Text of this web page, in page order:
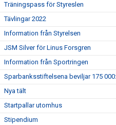
Träningspass för Styreslen
Tävlingar 2022
Information från Styrelsen
JSM Silver för Linus Forsgren
Information från Sportringen
Sparbanksstiftelsena beviljar 175
Nya tält
Startpallar utomhus
Stipendium